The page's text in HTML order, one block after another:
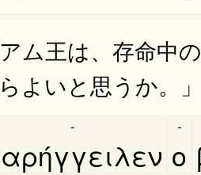
ム王は、存命中
よいと思うか。」
-
ο
-